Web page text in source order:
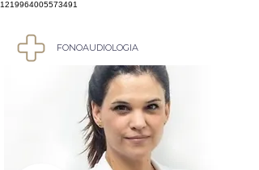
1219964005573491
FONOAUDIOLOGIA